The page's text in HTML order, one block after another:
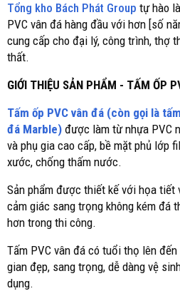
Tổng kho Bách Phát Group tự hào
PVC vân đá hàng đầu với hơn [số
cung cấp cho đại lý, công trình, thợ
thất.
GIỚI THIỆU SẢN PHẨM - TẤM ỐP
Tấm ốp PVC vân đá (còn gọi là
đá Marble) được làm từ nhựa PVC
và phụ gia cao cấp, bề mặt phủ lớp
xước, chống thấm nước.
Sản phẩm được thiết kế với họa tiết
cảm giác sang trọng không kém đá
hơn trong thi công.
Tấm PVC vân đá có tuổi thọ lên
gian đẹp, sang trọng, dễ dàng vệ
dụng.